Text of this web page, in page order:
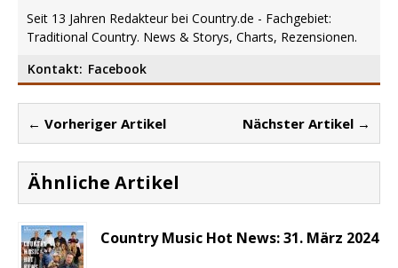
Seit 13 Jahren Redakteur bei Country.de - Fachgebiet:
Traditional Country. News & Storys, Charts, Rezensionen.
Kontakt: Facebook
← Vorheriger Artikel Nächster Artikel →
Ähnliche Artikel
Country Music Hot News: 31. März 2024